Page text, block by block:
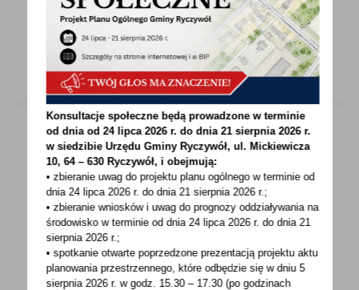
Poniżej w załączniku komunikat IMGW.
23 - 06 - 2023
Podziękowanie Wójta Gminy Ryczywół za
udzielenie wotum zaufania i absolutorium
Podczas sesji dnia 21 czerwca 2023 roku,
podsumowującej wykonanie budżetu za 2022
rok, udzielono Wójtowi...
Konsultacje społeczne będą prowadzone w terminie
od dnia od 24 lipca 2026 r. do dnia 21 sierpnia 2026 r.
w siedzibie Urzędu Gminy Ryczywół, ul. Mickiewicza
10, 64 – 630 Ryczywół, i obejmują:
• zbieranie uwag do projektu planu ogólnego w terminie od
dnia 24 lipca 2026 r. do dnia 21 sierpnia 2026 r.;
• zbieranie wniosków i uwag do prognozy oddziaływania na
środowisko w terminie od dnia 24 lipca 2026 r. do dnia 21
sierpnia 2026 r.;
• spotkanie otwarte poprzedzone prezentacją projektu aktu
planowania przestrzennego, które odbędzie się w dniu 5
sierpnia 2026 r.w godz. 15.30 – 17.30 (po godzinach